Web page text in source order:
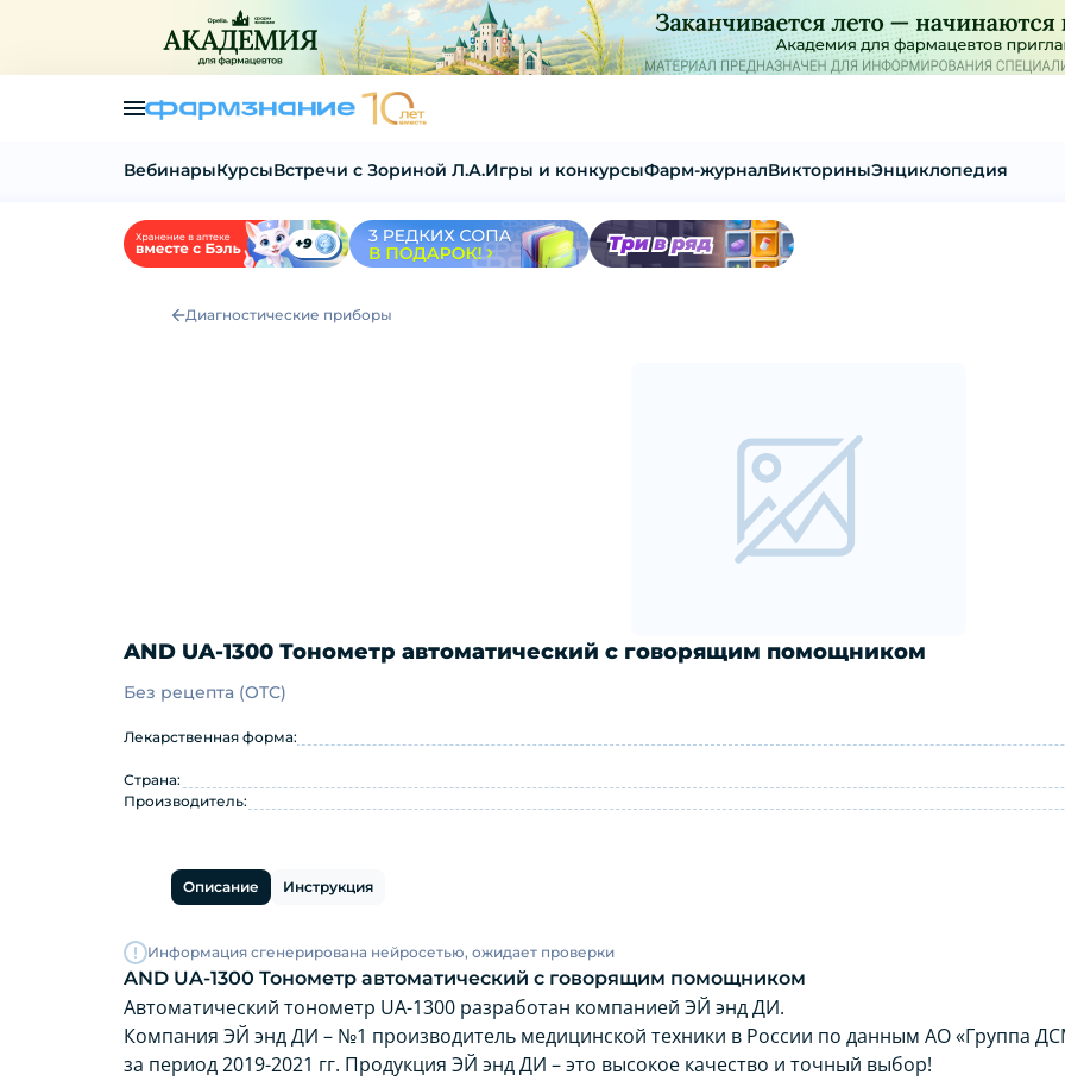
ВебинарыКурсыВстречи с Зориной Л.А.Игры и конкурсыФарм-журналВикториныЭнциклопедия
Диагностические приборы
AND UA-1300 Тонометр автоматический с говорящим помощником
AND UA-1300 Тонометр автоматический с говорящим
Без рецепта (OTC)
Лекарственная форма:
Страна:
Производитель:
Описание Инструкция
Информация сгенерирована нейросетью, ожидает проверки
AND UA-1300 Тонометр автоматический с говорящим помощником
Автоматический тонометр UА-1300 разработан компанией ЭЙ энд ДИ.
Компания ЭЙ энд ДИ – №1 производитель медицинской техники в России по данным АО «Группа
за период 2019-2021 гг. Продукция ЭЙ энд ДИ – это высокое качество и точный выбор!